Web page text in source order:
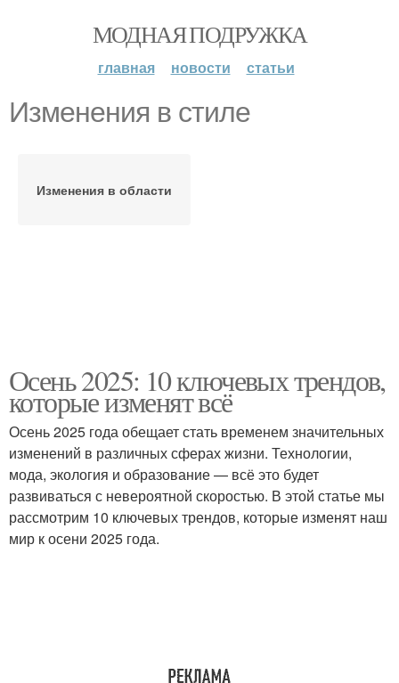
МОДНАЯ ПОДРУЖКА
главная новости статьи
Изменения в стиле
Изменения в области
Осень 2025: 10 ключевых трендов,
которые изменят всё
Осень 2025 года обещает стать временем значительных
изменений в различных сферах жизни. Технологии,
мода, экология и образование — всё это будет
развиваться с невероятной скоростью. В этой статье мы
рассмотрим 10 ключевых трендов, которые изменят наш
мир к осени 2025 года.